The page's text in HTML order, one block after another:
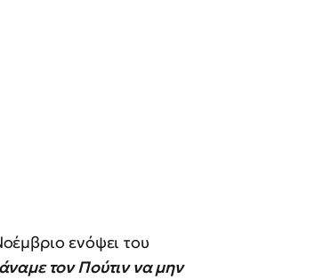
ενόψει του
τον Πούτιν να μην